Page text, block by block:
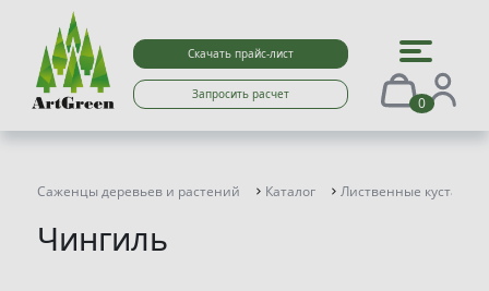
Скачать прайс-лист
Запросить расчет 0
Саженцы деревьев и растений Каталог Лиственные
Чингиль